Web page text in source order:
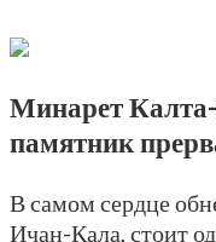
Минарет
памятник
В самом сердце
Ичан-Кала, стоит